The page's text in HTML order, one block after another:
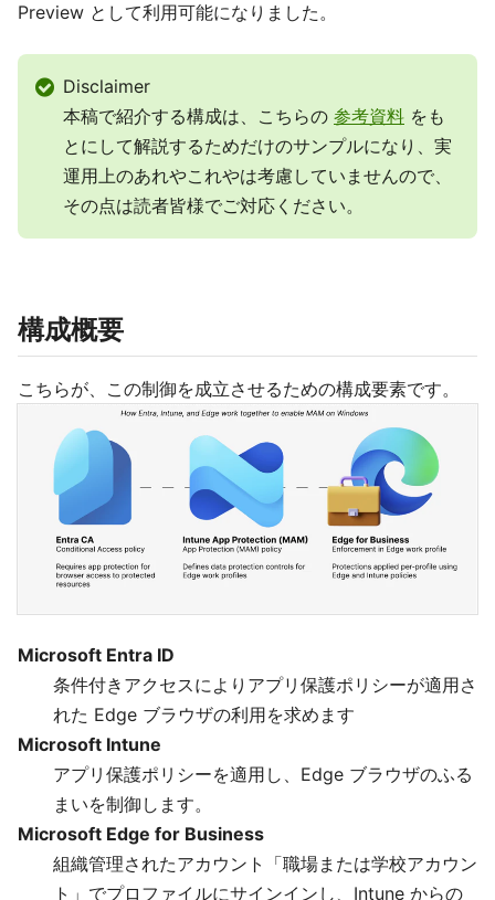
Preview として利用可能になりました。
Disclaimer
本稿で紹介する構成は、こちらの 参考資料 をも
とにして解説するためだけのサンプルになり、実
運用上のあれやこれやは考慮していませんので、
その点は読者皆様でご対応ください。
構成概要
こちらが、この制御を成立させるための構成要素です。
Microsoft Entra ID
条件付きアクセスによりアプリ保護ポリシーが適用さ
れた Edge ブラウザの利用を求めます
Microsoft Intune
アプリ保護ポリシーを適用し、Edge ブラウザのふる
まいを制御します。
Microsoft Edge for Business
組織管理されたアカウント「職場または学校アカウン
ト」でプロファイルにサインインし、Intune からの